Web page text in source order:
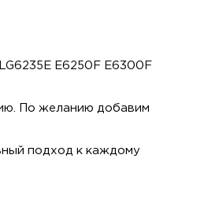
E6250F E6300F
По желанию добавим
подход к каждому